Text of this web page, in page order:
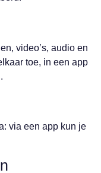
video’s, audio en
toe, in een app
via een app kun je